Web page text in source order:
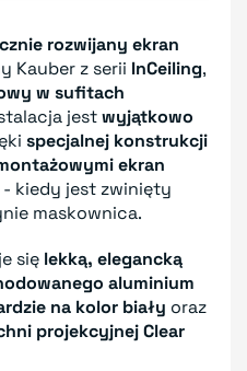
rozwijany ekran
Kauber z serii InCeiling,
w sufitach
jestwyjątkowo
specjalnej konstrukcji
ekran
- kiedy jest zwinięty
maskownica.
się lekką, elegancką
aluminium
na kolor biały oraz
projekcyjnej Clear